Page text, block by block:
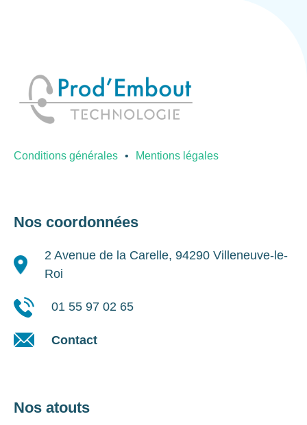
Conditions générales Mentions légales
Nos coordonnées
2 Avenue de la Carelle, 94290 Villeneuve-le-
Roi
01 55 97 02 65
Contact
Nos atouts